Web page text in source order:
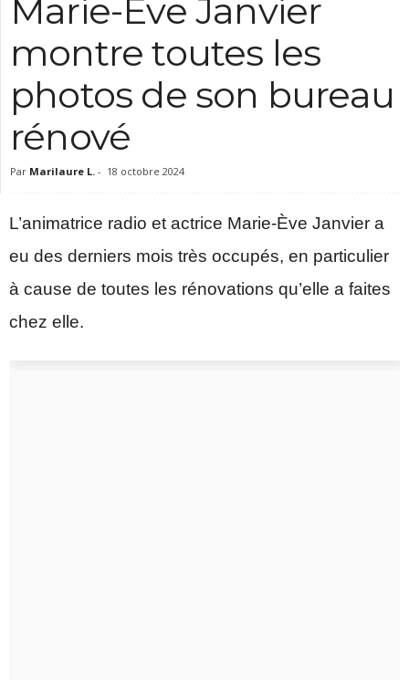
Marie-Ève Janvier
montre toutes les
photos de son bureau
rénové
Par Marilaure L. - 18 octobre 2024
L’animatrice radio et actrice Marie-Ève Janvier a
eu des derniers mois très occupés, en particulier
à cause de toutes les rénovations qu’elle a faites
chez elle.